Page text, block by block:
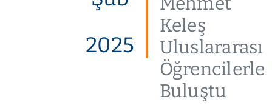
2025
Keleş
Uluslararası
Öğrencilerle
Buluştu